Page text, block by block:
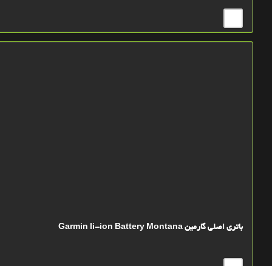
باتري اصلي گارمین Garmin li-ion Battery Montana